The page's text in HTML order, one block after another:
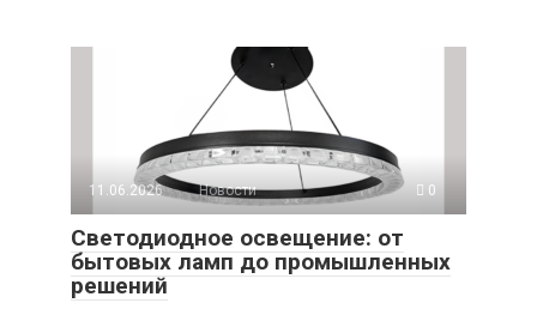
11.06.2026 Новости 0
Светодиодное освещение: от
бытовых ламп до промышленных
решений